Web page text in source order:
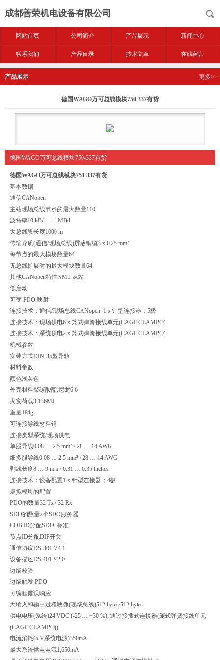
成都善荣机电设备有限公司
网站首页 公司简介 产品展示 新闻中心
联系我们 产品目录 技术文章 在线留言
产品展示 更多>>
德国WAGO万可总线模块750-337有货
德国WAGO万可总线模块750-337有货
德国WAGO万可总线模块750-337有货
基本数据
通信CANopen
主站现场总线节点的最大数量110
波特率10 kBd … 1 MBd
大总线段长度1000 m
传输介质(通信/现场总线)屏蔽铜缆3 x 0.25 mm²
每节点的最大模块数量64
无总线扩展时的最大模块数量64
其他CANopen特性NMT 从站
低启动
可变 PDO 映射
连接技术：通信/现场总线CANopen: 1 x 针型连接器；5极
连接技术：现场供电6 x 笼式弹簧接线单元(CAGE CLAMP®)
连接技术：系统供电2 x 笼式弹簧接线单元(CAGE CLAMP®)
机械参数
安装方式DIN-35型导轨
材料参数
颜色浅灰色
外壳材料聚碳酸酯,尼龙6.6
火灾荷载3.136MJ
重量184g
可连接导线材料铜
连接类型系统/现场供电
单股导线0.08 … 2.5 mm² / 28 … 14 AWG
细多股导线0.08 … 2.5 mm² / 28 … 14 AWG
剥线长度8 … 9 mm / 0.31 … 0.35 inches
连接技术：设备配置1 x 针型连接器；4极
虚拟模块的配置
PDO的数量32 Tx / 32 Rx
SDO的数量2个SDO服务器
COB ID分配SDO, 标准
节点ID分配DIP开关
通信协议DS-301 V4.1
设备描述DS 401 V2.0
边缘校验
边缘触发 PDO
可编程错误响应
大输入和输出过程映像(现场总线)512 bytes/512 bytes
供电电压(系统)24 VDC (-25 … +30 %); 通过接插式连接器(笼式弹簧接线单元
(CAGE CLAMP®))
电流消耗(5 V系统电源)350mA
最大系统供电电流1,650mA